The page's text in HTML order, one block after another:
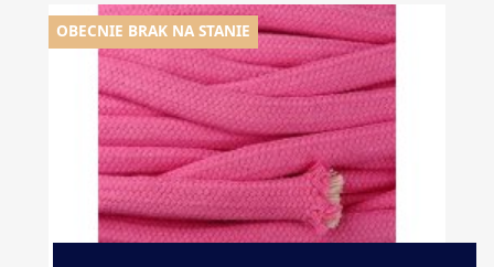
OBECNIE BRAK NA STANIE